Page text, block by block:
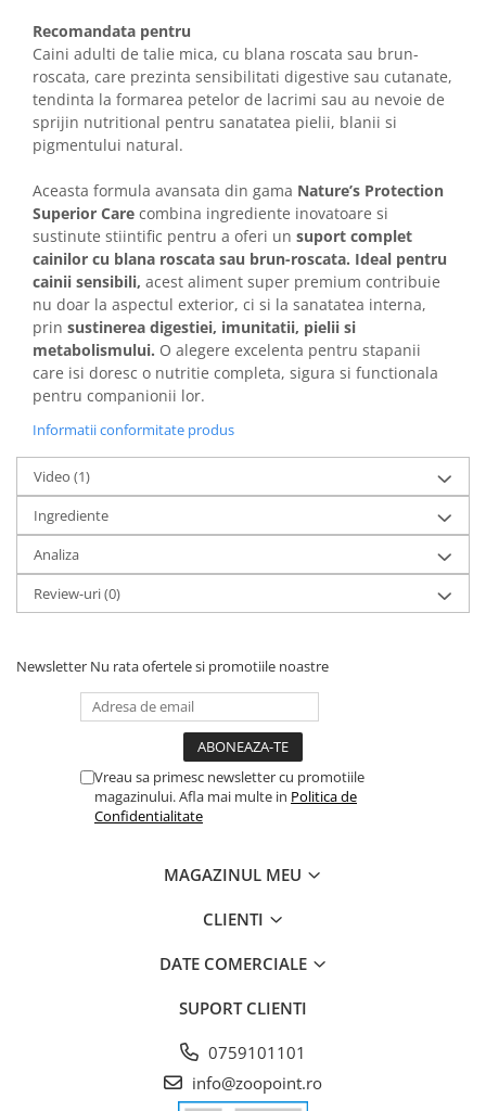
Recomandata pentru
Caini adulti de talie mica, cu blana roscata sau brun-
roscata, care prezinta sensibilitati digestive sau cutanate,
tendinta la formarea petelor de lacrimi sau au nevoie de
sprijin nutritional pentru sanatatea pielii, blanii si
pigmentului natural.
Aceasta formula avansata din gama Nature’s Protection
Superior Care combina ingrediente inovatoare si
sustinute stiintific pentru a oferi un suport complet
cainilor cu blana roscata sau brun-roscata. Ideal pentru
cainii sensibili, acest aliment super premium contribuie
nu doar la aspectul exterior, ci si la sanatatea interna,
prin sustinerea digestiei, imunitatii, pielii si
metabolismului. O alegere excelenta pentru stapanii
care isi doresc o nutritie completa, sigura si functionala
pentru companionii lor.
Informatii conformitate produs
Video (1)
Ingrediente
Analiza
Review-uri(0)
Newsletter Nu rata ofertele si promotiile noastre
Vreau sa primesc newsletter cu promotiile
magazinului. Afla mai multe in Politica de
Confidentialitate
MAGAZINUL MEU
CLIENTI
DATE COMERCIALE
SUPORT CLIENTI
0759101101
info@zoopoint.ro